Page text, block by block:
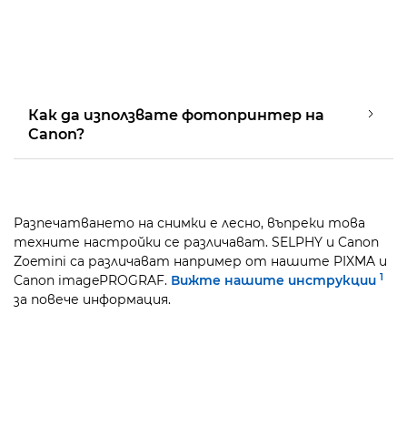
Как да използвате фотопринтер на
Canon?
Разпечатването на снимки е лесно, въпреки това
техните настройки се различават. SELPHY и Canon
Zoemini са различават например от нашите PIXMA и
Canon imagePROGRAF. Вижте нашите инструкции 1
за повече информация.